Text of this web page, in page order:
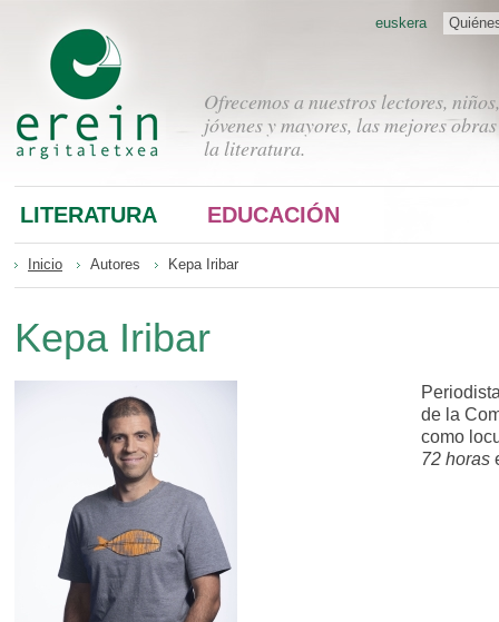
Ofrecemos a nuestros lectores, niños,
jóvenes y mayores, las mejores
la literatura.
euskera
LITERATURA EDUCACIÓN
Inicio Autores Kepa Iribar
Kepa Iribar
de la
como
72 horas